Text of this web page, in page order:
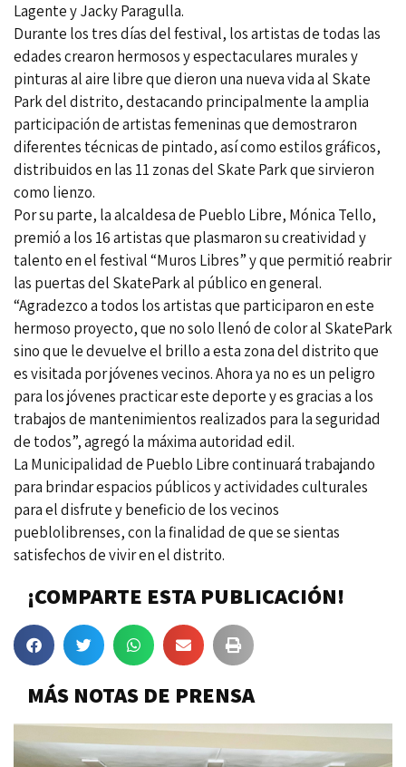
Lagente y Jacky Paragulla.
Durante los tres días del festival, los artistas de todas las
edades crearon hermosos y espectaculares murales y
pinturas al aire libre que dieron una nueva vida al Skate
Park del distrito, destacando principalmente la amplia
participación de artistas femeninas que demostraron
diferentes técnicas de pintado, así como estilos gráficos,
distribuidos en las 11 zonas del Skate Park que sirvieron
como lienzo.
Por su parte, la alcaldesa de Pueblo Libre, Mónica Tello,
premió a los 16 artistas que plasmaron su creatividad y
talento en el festival “Muros Libres” y que permitió reabrir
las puertas del SkatePark al público en general.
“Agradezco a todos los artistas que participaron en este
hermoso proyecto, que no solo llenó de color al SkatePark
sino que le devuelve el brillo a esta zona del distrito que
es visitada por jóvenes vecinos. Ahora ya no es un peligro
para los jóvenes practicar este deporte y es gracias a los
trabajos de mantenimientos realizados para la seguridad
de todos”, agregó la máxima autoridad edil.
La Municipalidad de Pueblo Libre continuará trabajando
para brindar espacios públicos y actividades culturales
para el disfrute y beneficio de los vecinos
pueblolibrenses, con la finalidad de que se sientas
satisfechos de vivir en el distrito.
¡COMPARTE ESTA PUBLICACIÓN!
MÁS NOTAS DE PRENSA